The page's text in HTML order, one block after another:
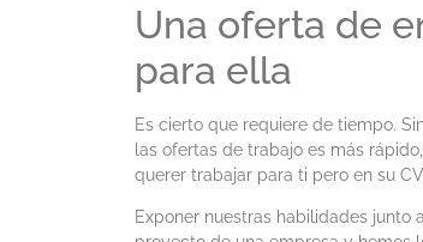
Una oferta de
para ella
Es cierto que requiere de tiempo.
las ofertas de trabajo es más
querer trabajar para ti pero en su
Exponer nuestras habilidades junto